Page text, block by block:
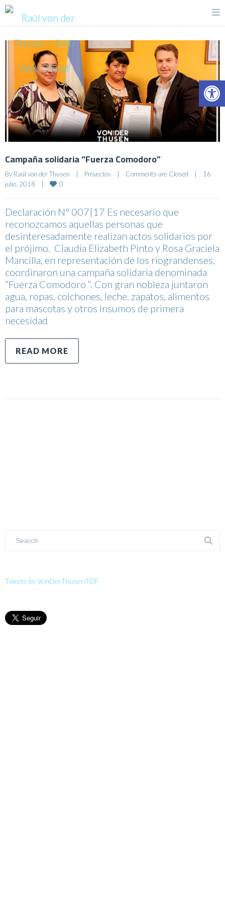
Campaña solidaria “Fuerza Comodoro”
By Raúl von der Thusen | Proyectos | Comments are Closed |
16
julio, 2018
| 0
Declaración N° 007|17 Es necesario que
reconozcamos aquellas personas que
desinteresadamente realizan actos solidarios por
el prójimo. Claudia Elizabeth Pinto y Rosa Graciela
Mancilla, en representación de los riograndenses,
coordinaron una campaña solidaria denominada
“Fuerza Comodoro “. Con gran nobleza juntaron
agua, ropas, colchones, leche, zapatos, alimentos
para mascotas y otros insumos de primera
necesidad
READ MORE
Tweets by VonDerThusenTDF